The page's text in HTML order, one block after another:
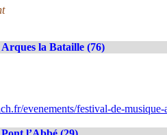
Arques la Bataille (76)
evenements/festival-de-